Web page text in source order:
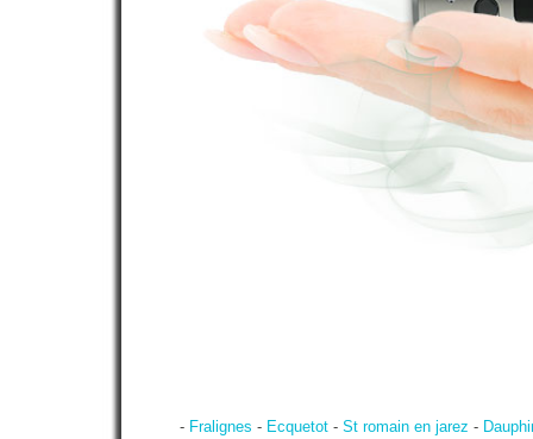
- Fralignes - Ecquetot- St romain en jarez -